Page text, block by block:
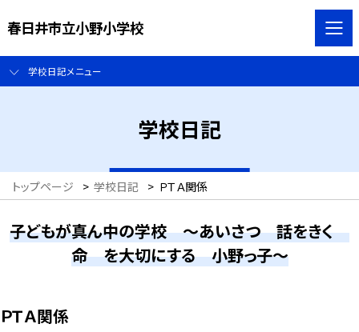
春日井市立小野小学校
学校日記メニュー
学校日記
トップページ > 学校日記 > ＰＴＡ関係
子どもが真ん中の学校 ～あいさつ 話をきく
命 を大切にする 小野っ子～
ＰＴＡ関係